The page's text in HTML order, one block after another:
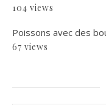
104 views
Poissons avec des
67 views